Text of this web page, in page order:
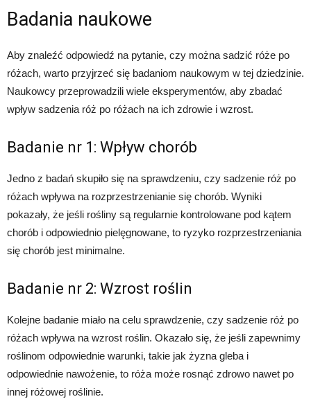
Badania naukowe
Aby znaleźć odpowiedź na pytanie, czy można sadzić róże po
różach, warto przyjrzeć się badaniom naukowym w tej dziedzinie.
Naukowcy przeprowadzili wiele eksperymentów, aby zbadać
wpływ sadzenia róż po różach na ich zdrowie i wzrost.
Badanie nr 1: Wpływ chorób
Jedno z badań skupiło się na sprawdzeniu, czy sadzenie róż po
różach wpływa na rozprzestrzenianie się chorób. Wyniki
pokazały, że jeśli rośliny są regularnie kontrolowane pod kątem
chorób i odpowiednio pielęgnowane, to ryzyko rozprzestrzeniania
się chorób jest minimalne.
Badanie nr 2: Wzrost roślin
Kolejne badanie miało na celu sprawdzenie, czy sadzenie róż po
różach wpływa na wzrost roślin. Okazało się, że jeśli zapewnimy
roślinom odpowiednie warunki, takie jak żyzna gleba i
odpowiednie nawożenie, to róża może rosnąć zdrowo nawet po
innej różowej roślinie.